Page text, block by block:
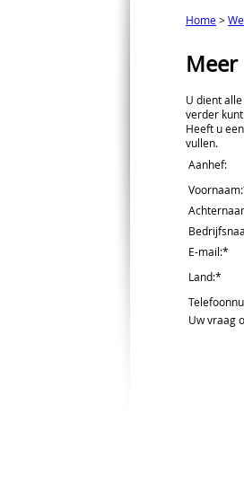
Home>
Meer
U dient
verder
Heeft u
vullen.
Aanhef:
Voornaam
E-mail:*
Land:*
Uw vraag